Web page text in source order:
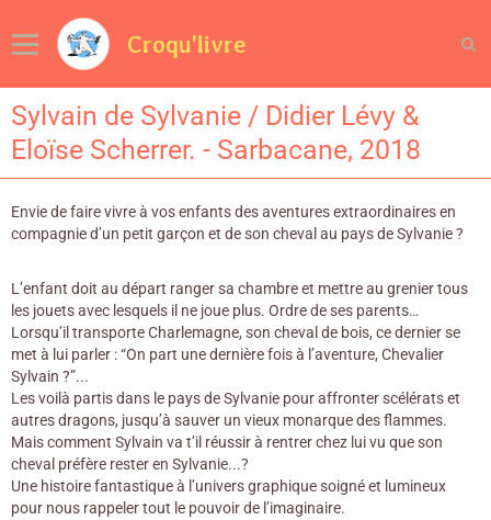
Croqu'livre
Sylvain de Sylvanie / Didier Lévy &
Eloïse Scherrer. - Sarbacane, 2018
Envie de faire vivre à vos enfants des aventures extraordinaires en
compagnie d’un petit garçon et de son cheval au pays de Sylvanie ?
L’enfant doit au départ ranger sa chambre et mettre au grenier tous
les jouets avec lesquels il ne joue plus. Ordre de ses parents…
Lorsqu’il transporte Charlemagne, son cheval de bois, ce dernier se
met à lui parler : “On part une dernière fois à l’aventure, Chevalier
Sylvain ?”...
Les voilà partis dans le pays de Sylvanie pour affronter scélérats et
autres dragons, jusqu’à sauver un vieux monarque des flammes.
Mais comment Sylvain va t’il réussir à rentrer chez lui vu que son
cheval préfère rester en Sylvanie...?
Une histoire fantastique à l’univers graphique soigné et lumineux
pour nous rappeler tout le pouvoir de l’imaginaire.